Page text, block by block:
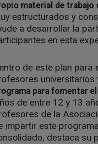
material de trabajo
estructurados y
a desarrollar la
en esta
de este plan para
universitarios
para fomentar
de entre 12 y 13
de la
impartir este
destaca su